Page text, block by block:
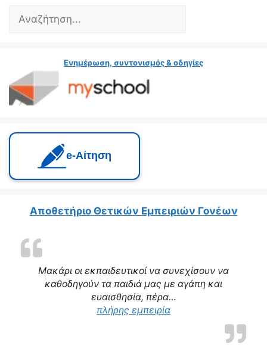
Ενημέρωση, συντονισμός & οδηγίες
e‑Αίτηση
Μακάρι οι εκπαιδευτικοί να συνεχίσουν να
καθοδηγούν τα παιδιά μας με αγάπη και
ευαισθησία, πέρα…
πλήρης εμπειρία“Η δασκάλα μας
Αποθετήριο Θετικών Εμπειριών Γονέων